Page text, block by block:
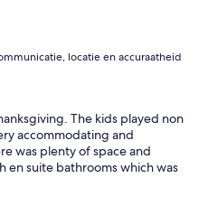
locatie en accuraatheid
The kids played non
accommodating and
was plenty of space and
en suite bathrooms which was